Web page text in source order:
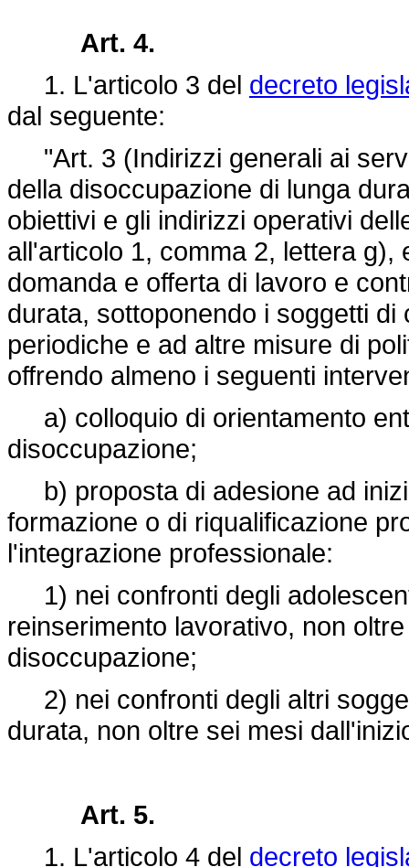
Art. 4.
1. L'articolo 3 del decreto
dal seguente:
"Art. 3 (Indirizzi generali ai
della disoccupazione di lunga
obiettivi e gli indirizzi operativi
all'articolo 1, comma 2, lettera
domanda e offerta di lavoro e
durata, sottoponendo i soggetti
periodiche e ad altre misure di
offrendo almeno i seguenti
a) colloquio di orientamento
disoccupazione;
b) proposta di adesione ad
formazione o di riqualificazione
l'integrazione professionale:
1) nei confronti degli
reinserimento lavorativo, non
disoccupazione;
2) nei confronti degli altri
durata, non oltre sei mesi
Art. 5.
1. L'articolo 4 del decreto